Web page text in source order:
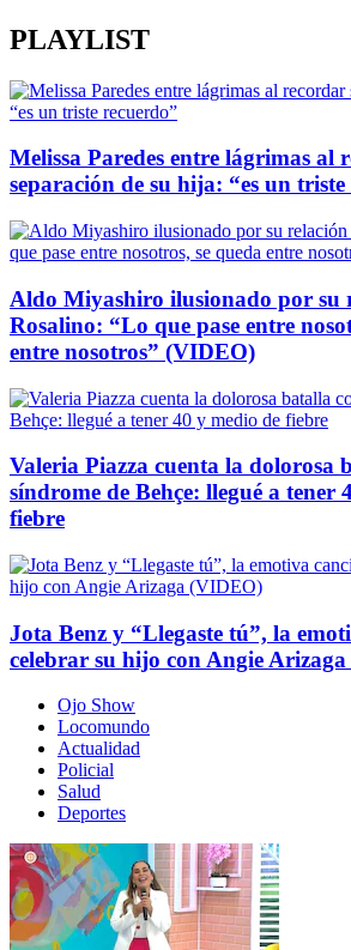
PLAYLIST
Melissa Paredes entre lágrimas al
separación de su hija: “es un triste
Aldo Miyashiro ilusionado por su
Rosalino: “Lo que pase entre
entre nosotros” (VIDEO)
Valeria Piazza cuenta la dolorosa
síndrome de Behçe: llegué a tener
fiebre
Jota Benz y “Llegaste tú”, la
celebrar su hijo con Angie
Ojo Show
Locomundo
Actualidad
Policial
Salud
Deportes